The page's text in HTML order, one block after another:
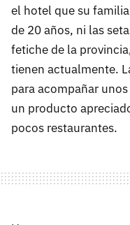
el hotel que su
de 20 años, ni las
fetiche de la
tienen actualmente.
para acompañar unos
un producto
pocos restaurantes.